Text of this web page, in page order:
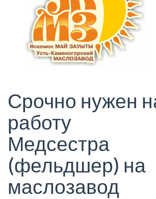
Срочно нужен
работу
Медсестра
(фельдшер) на
маслозавод